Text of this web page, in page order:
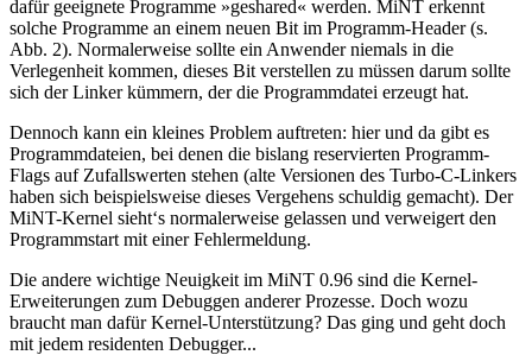
dafür geeignete Programme »geshared« werden. MiNT erkennt
solche Programme an einem neuen Bit im Programm-Header (s.
Abb. 2). Normalerweise sollte ein Anwender niemals in die
Verlegenheit kommen, dieses Bit verstellen zu müssen darum sollte
sich der Linker kümmern, der die Programmdatei erzeugt hat.
Dennoch kann ein kleines Problem auftreten: hier und da gibt es
Programmdateien, bei denen die bislang reservierten Programm-
Flags auf Zufallswerten stehen (alte Versionen des Turbo-C-Linkers
haben sich beispielsweise dieses Vergehens schuldig gemacht). Der
MiNT-Kernel sieht‘s normalerweise gelassen und verweigert den
Programmstart mit einer Fehlermeldung.
Die andere wichtige Neuigkeit im MiNT 0.96 sind die Kernel-
Erweiterungen zum Debuggen anderer Prozesse. Doch wozu
braucht man dafür Kernel-Unterstützung? Das ging und geht doch
mit jedem residenten Debugger...